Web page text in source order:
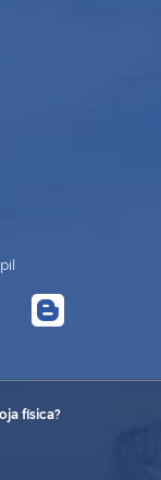
física?